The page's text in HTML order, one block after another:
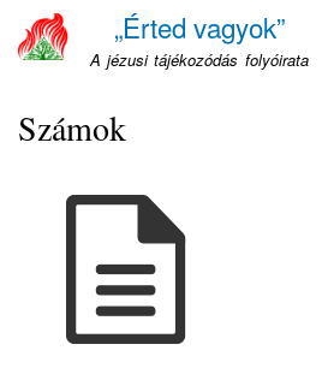
Ugrás
a
tartalomra
„Érted vagyok”
A jézusi tájékozódás folyóirata
Számok